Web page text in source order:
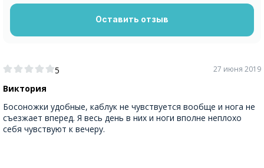
5
Виктория
27 июня 2019
Босоножки удобные, каблук не чувствуется вообще и нога не
съезжает вперед. Я весь день в них и ноги вполне неплохо
себя чувствуют к вечеру.
Оставить отзыв